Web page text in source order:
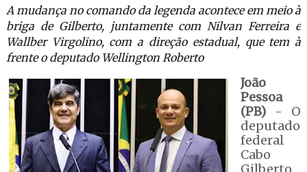
A mudança no comando da legenda acontece em meio à
briga de Gilberto, juntamente com Nilvan Ferreira e
Wallber Virgolino, com a direção estadual, que tem à
frente o deputado Wellington Roberto
João
Pessoa
(PB)- O
deputado
federal
Cabo